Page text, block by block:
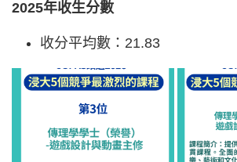
2025年收生分數
收分平均數：21.83